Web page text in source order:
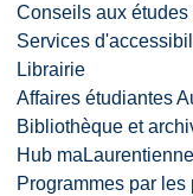
Conseils aux études
Services
Librairie
Affaires étudiantes
Bibliothèque et
Hub maLaurentienne
Programmes par les